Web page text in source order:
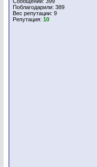
Поблагодарили: 389
Вес репутации: 9
Репутация: 10